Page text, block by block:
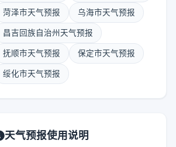
菏泽市天气预报 乌海市天气预报
昌吉回族自治州天气预报
抚顺市天气预报 保定市天气预报
绥化市天气预报
天气预报使用说明